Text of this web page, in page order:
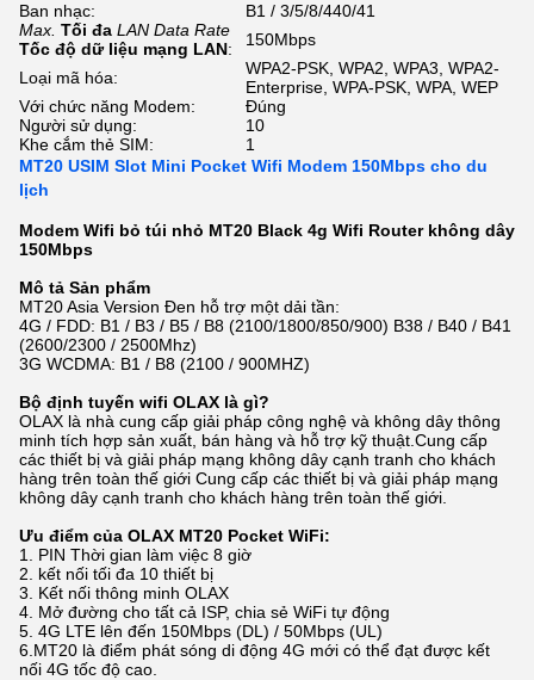
Ban nhạc:
B1 / 3/5/8/440/41
Max. Tối đa LAN Data Rate
Tốc độ dữ liệu mạng LAN:
150Mbps
Loại mã hóa:
WPA2-PSK, WPA2, WPA3, WPA2-
Enterprise, WPA-PSK, WPA, WEP
Với chức năng Modem:
Đúng
Người sử dụng:
10
Khe cắm thẻ SIM:
1
MT20 USIM Slot Mini Pocket Wifi Modem 150Mbps cho du
lịch
Modem Wifi bỏ túi nhỏ MT20 Black 4g Wifi Router không dây
150Mbps
Mô tả Sản phẩm
MT20 Asia Version Đen hỗ trợ một dải tần:
4G / FDD: B1 / B3 / B5 / B8 (2100/1800/850/900) B38 / B40 / B41
(2600/2300 / 2500Mhz)
3G WCDMA: B1 / B8 (2100 / 900MHZ)
Bộ định tuyến wifi OLAX là gì?
OLAX là nhà cung cấp giải pháp công nghệ và không dây thông
minh tích hợp sản xuất, bán hàng và hỗ trợ kỹ thuật.Cung cấp
các thiết bị và giải pháp mạng không dây cạnh tranh cho khách
hàng trên toàn thế giới Cung cấp các thiết bị và giải pháp mạng
không dây cạnh tranh cho khách hàng trên toàn thế giới.
Ưu điểm của OLAX MT20 Pocket WiFi:
1. PIN Thời gian làm việc 8 giờ
2. kết nối tối đa 10 thiết bị
3. Kết nối thông minh OLAX
4. Mở đường cho tất cả ISP, chia sẻ WiFi tự động
5. 4G LTE lên đến 150Mbps (DL) / 50Mbps (UL)
6.MT20 là điểm phát sóng di động 4G mới có thể đạt được kết
nối 4G tốc độ cao.